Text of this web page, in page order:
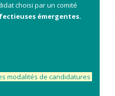
choisi par un comité
émergentes.
modalités de candidatures